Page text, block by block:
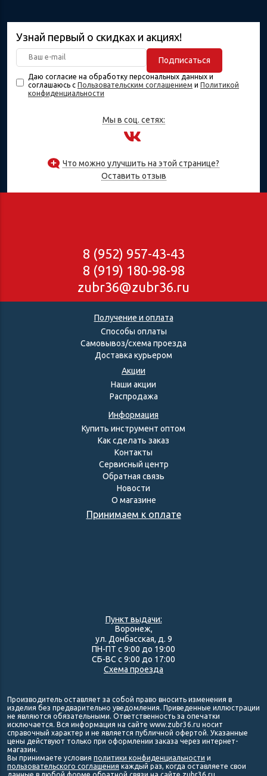
Узнай первый о скидках и акциях!
Подписаться
Даю согласие на обработку персональных данных и
соглашаюсь с Пользовательским соглашением и Политикой
конфиденциальности
Мы в соц. сетях:
Что можно улучшить на этой странице?
Оставить отзыв
8 (952) 957-43-43
8 (919) 180-98-98
zubr36@zubr36.ru
Получение и оплата
Способы оплаты
Самовывоз/схема проезда
Доставка курьером
Акции
Наши акции
Распродажа
Информация
Купить инструмент оптом
Как сделать заказ
Контакты
Сервисный центр
Обратная связь
Новости
О магазине
Принимаем к оплате
Пункт выдачи:
Воронеж,
ул. Донбасская, д. 9
ПН-ПТ с 9:00 до 19:00
СБ-ВС с 9:00 до 17:00
Схема проезда
Производитель оставляет за собой право вносить изменения в
изделия без предварительно уведомления. Приведенные иллюстрации
не являются обязательными. Ответственность за опечатки
исключается. Вся информация на сайте www.zubr36.ru носит
справочный характер и не является публичной офертой. Указанные
цены действуют только при оформлении заказа через интернет-
магазин.
Вы принимаете условия политики конфиденциальности и
пользовательского соглашения каждый раз, когда оставляете свои